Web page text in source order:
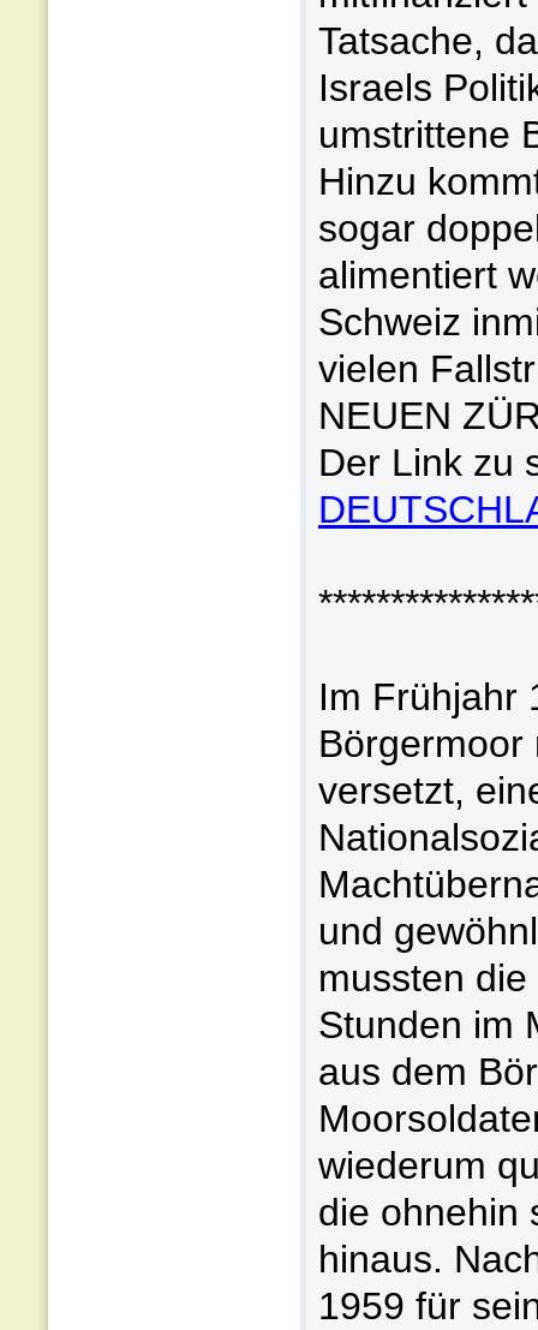
Tatsache,
Israels
umstrittene
Hinzu
sogar
alimentiert
Schweiz
vielen
NEUEN
Der Link zu
Im Frühjahr
Börgermoor
versetzt,
und
mussten
Stunden im
aus dem
wiederum
die ohnehin
hinaus.
1959 für